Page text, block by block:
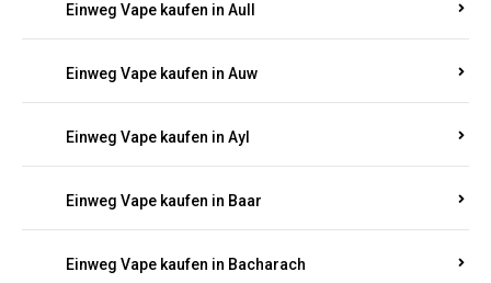
Einweg Vape kaufen in Aull
Einweg Vape kaufen in Auw
Einweg Vape kaufen in Ayl
Einweg Vape kaufen in Baar
Einweg Vape kaufen in Bacharach